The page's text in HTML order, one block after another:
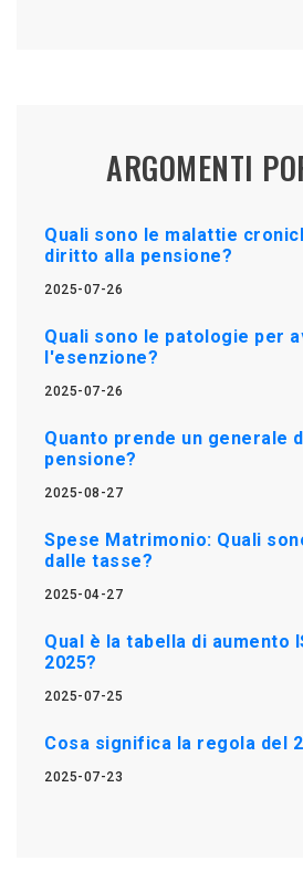
ARGOMENTI
Quali sono le malattie
diritto alla pensione?
2025-07-26
Quali sono le patologie per
l'esenzione?
2025-07-26
Quanto prende un generale
pensione?
2025-08-27
Spese Matrimonio: Quali
dalle tasse?
2025-04-27
Qual è la tabella di aumento
2025?
2025-07-25
Cosa significa la regola del
2025-07-23